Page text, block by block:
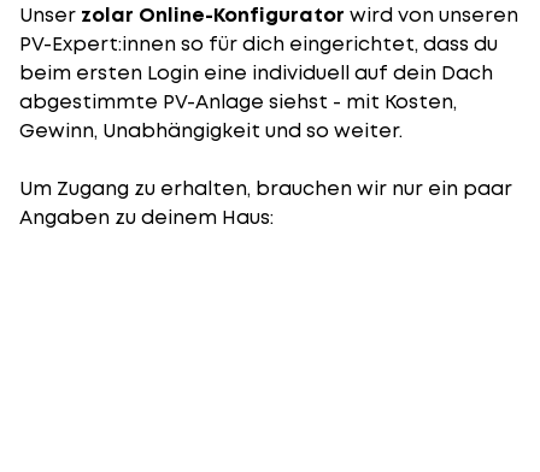
Unser zolar Online-Konfigurator wird von unseren
PV-Expert:innen so für dich eingerichtet, dass du
beim ersten Login eine individuell auf dein Dach
abgestimmte PV-Anlage siehst - mit Kosten,
Gewinn, Unabhängigkeit und so weiter.
Um Zugang zu erhalten, brauchen wir nur ein paar
Angaben zu deinem Haus: